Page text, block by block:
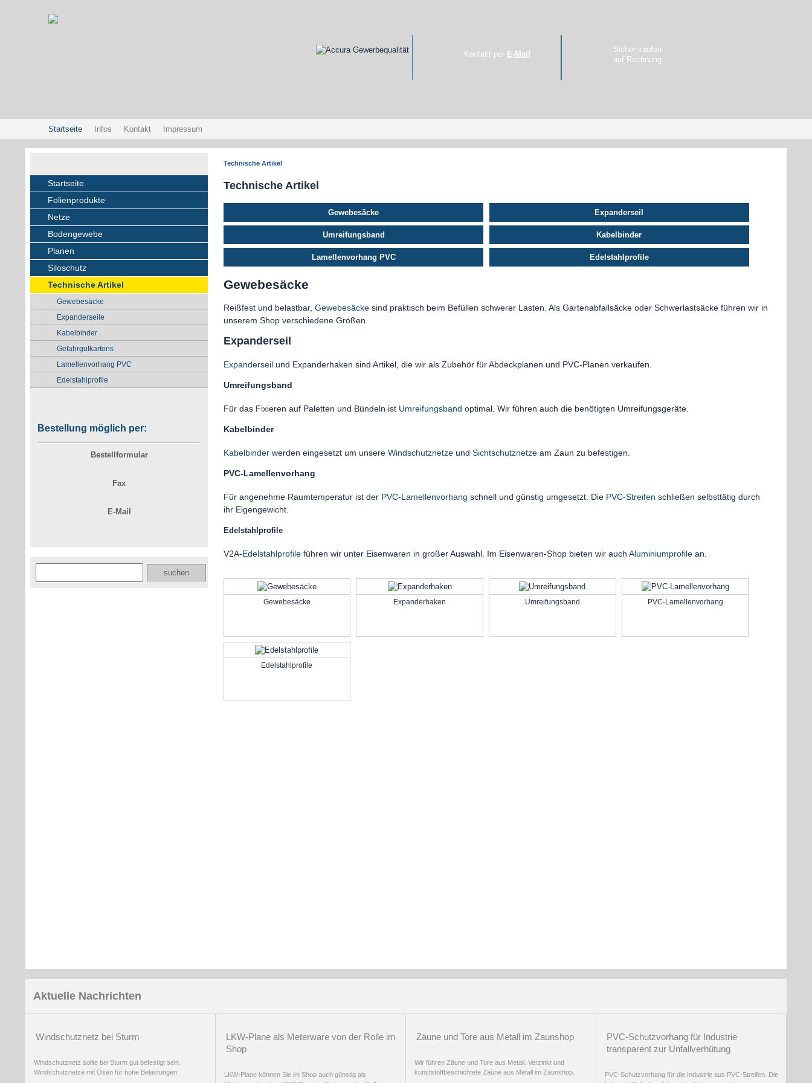
Kontakt per E-Mail
Sicher kaufen
auf Rechnung
Startseite Infos Kontakt Impressum
Startseite
Folienprodukte
Netze
Bodengewebe
Planen
Siloschutz
Technische Artikel
Gewebesäcke
Expanderseile
Kabelbinder
Gefahrgutkartons
Lamellenvorhang PVC
Edelstahlprofile
Bestellung möglich per:
Bestellformular
Fax
E-Mail
Technische Artikel
Technische Artikel
Gewebesäcke Expanderseil
Umreifungsband Kabelbinder
Lamellenvorhang PVC Edelstahlprofile
Gewebesäcke
Reißfest und belastbar, Gewebesäckesind praktisch beim Befüllen schwerer Lasten. Als Gartenabfallsäcke oder Schwerlastsäcke führen wir in
unserem Shop verschiedene Größen.
Expanderseil
Expanderseilund Expanderhaken sind Artikel, die wir als Zubehör für Abdeckplanen und PVC-Planen verkaufen.
Umreifungsband
Für das Fixieren auf Paletten und Bündeln ist Umreifungsband optimal. Wir führen auch die benötigten Umreifungsgeräte.
Kabelbinder
Kabelbinderwerden eingesetzt um unsere Windschutznetzeund Sichtschutznetzeam Zaun zu befestigen.
PVC-Lamellenvorhang
Für angenehme Raumtemperatur ist der PVC-Lamellenvorhang schnell und günstig umgesetzt. Die PVC-Streifen schließen selbsttätig durch
ihr Eigengewicht.
Edelstahlprofile
V2A-Edelstahlprofileführen wir unter Eisenwaren in großer Auswahl. Im Eisenwaren-Shop bieten wir auch Aluminiumprofilean.
Gewebesäcke Expanderhaken Umreifungsband PVC-Lamellenvorhang
Edelstahlprofile
Aktuelle Nachrichten
Windschutznetz bei Sturm
Windschutznetz sollte bei Sturm gut befestigt sein.
Windschutznetze mit Ösen für hohe Belastungen.
LKW-Plane als Meterware von der Rolle im
Shop
LKW-Plane können Sie im Shop auch günstig als
Zäune und Tore aus Metall im Zaunshop
Wir führen Zäune und Tore aus Metall. Verzinkt und
kunststoffbeschichtete Zäune aus Metall im Zaunshop.
PVC-Schutzvorhang für Industrie
transparent zur Unfallverhütung
PVC-Schutzvorhang für die Industrie aus PVC-Streifen. Die